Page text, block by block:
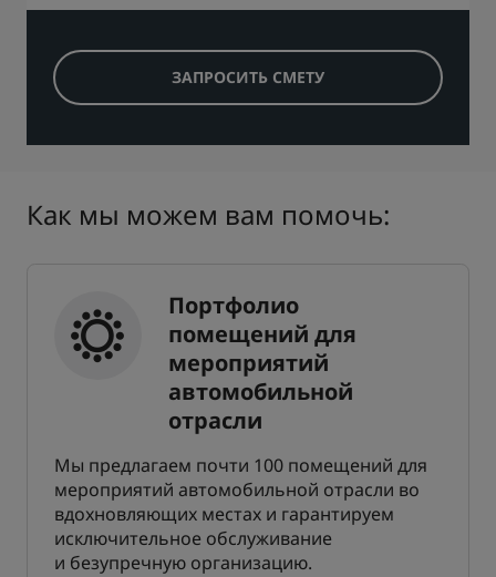
ЗАПРОСИТЬ СМЕТУ
Как мы можем вам помочь:
Портфолио
помещений для
мероприятий
автомобильной
отрасли
Мы предлагаем почти 100 помещений для
мероприятий автомобильной отрасли во
вдохновляющих местах и гарантируем
исключительное обслуживание
и безупречную организацию.